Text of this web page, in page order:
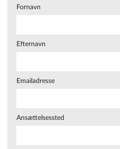
Fornavn
Efternavn
Emailadresse
Ansættelsessted